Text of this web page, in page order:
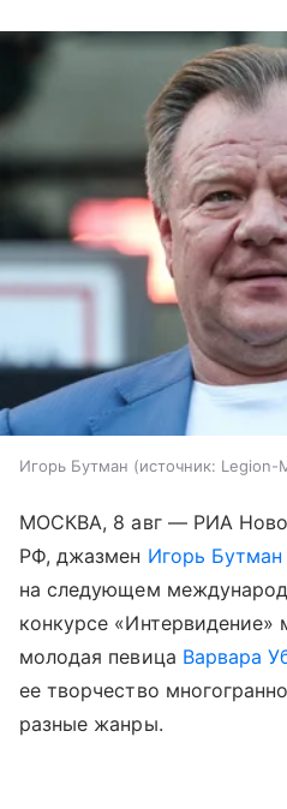
Игорь Бутман источник: Legion-
МОСКВА, 8 авг — РИА
РФ, джазмен Игорь Бутман
на следующем
конкурсе «Интервидение»
молодая певица Варвара
ее творчество
разные жанры.